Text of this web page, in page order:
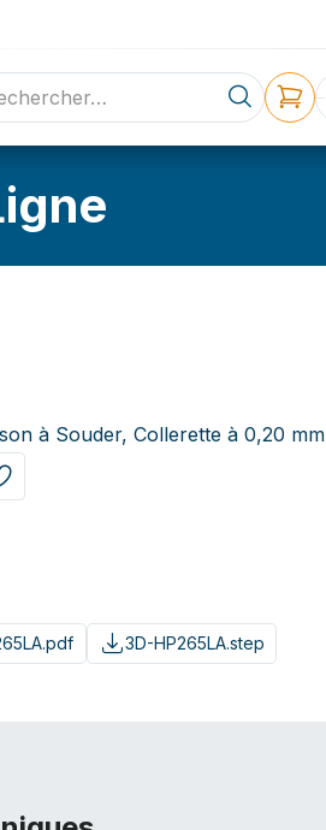
Contact
à Souder, Collerette à 0,20 mm
3D-HP265LA.step